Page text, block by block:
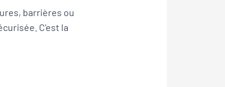
barrières ou
C’est la